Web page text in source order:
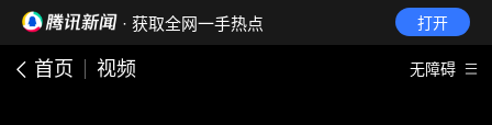
· 获取全网一手热点 打开
首页 视频 无障碍